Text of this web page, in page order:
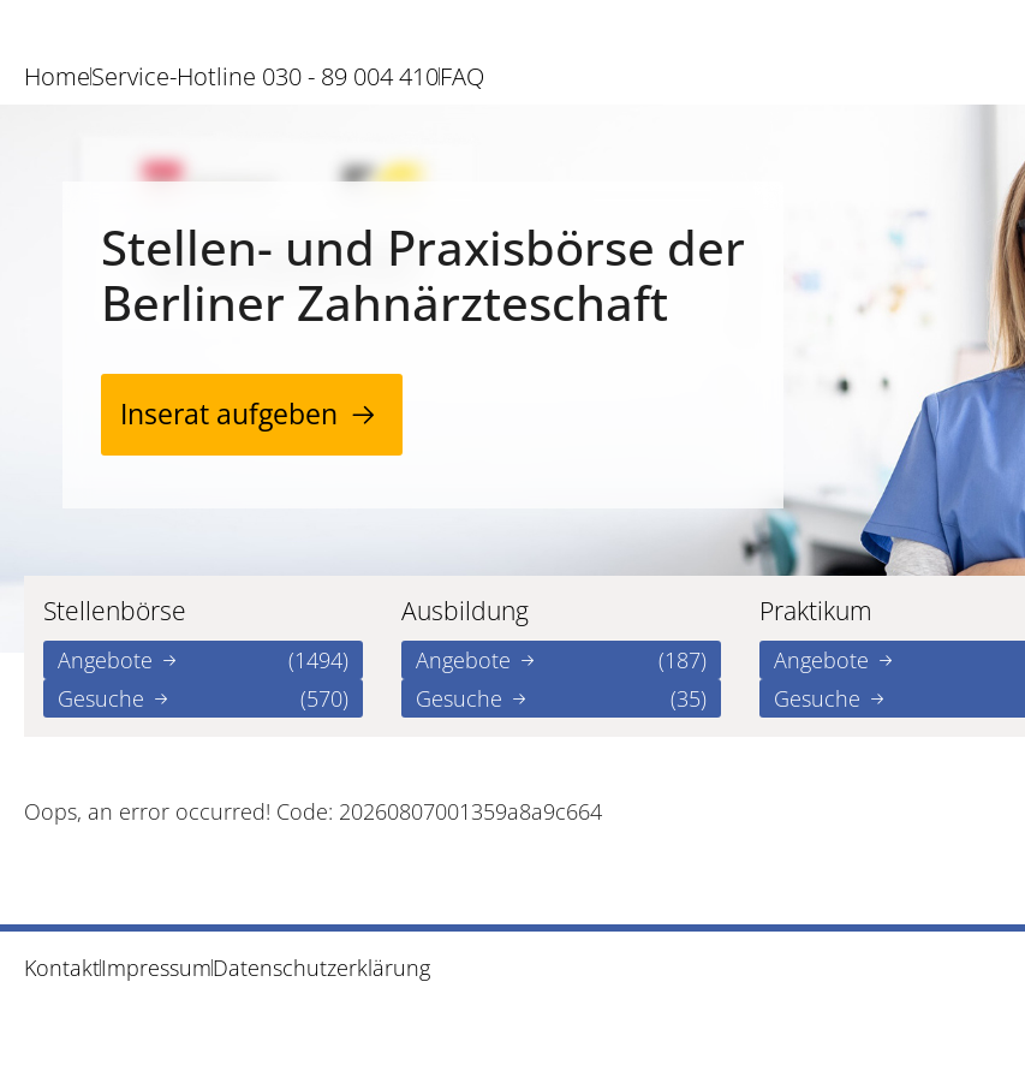
HomeService-Hotline 030 - 89 004 410FAQ
Stellen- und Praxisbörse der
Berliner Zahnärzteschaft
Inserat aufgeben
Stellenbörse
Angebote
(1494)
Gesuche
(570)
Ausbildung
Angebote
(187)
Gesuche
(35)
Praktikum
Angebote
Gesuche
Oops, an error occurred! Code: 20260807001359a8a9c664
KontaktImpressumDatenschutzerklärung